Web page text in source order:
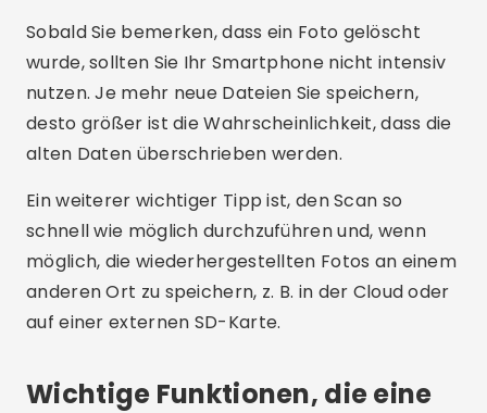
Sobald Sie bemerken, dass ein Foto gelöscht
wurde, sollten Sie Ihr Smartphone nicht intensiv
nutzen. Je mehr neue Dateien Sie speichern,
desto größer ist die Wahrscheinlichkeit, dass die
alten Daten überschrieben werden.
Ein weiterer wichtiger Tipp ist, den Scan so
schnell wie möglich durchzuführen und, wenn
möglich, die wiederhergestellten Fotos an einem
anderen Ort zu speichern, z. B. in der Cloud oder
auf einer externen SD-Karte.
Wichtige Funktionen, die eine